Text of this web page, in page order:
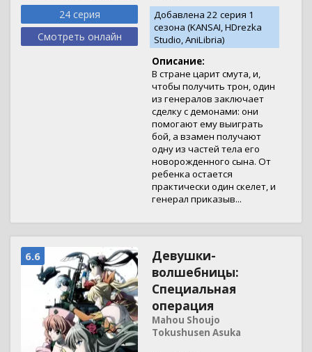
24 серия
Смотреть онлайн
Добавлена 22 серия 1
сезона (KANSAI, HDrezka
Studio, AniLibria)
Описание:
В стране царит смута, и,
чтобы получить трон, один
из генералов заключает
сделку с демонами: они
помогают ему выиграть
бой, а взамен получают
одну из частей тела его
новорожденного сына. От
ребенка остается
практически один скелет, и
генерал приказыв...
6.6
Девушки-
волшебницы:
Специальная
операция
Mahou Shoujo
Tokushusen Asuka